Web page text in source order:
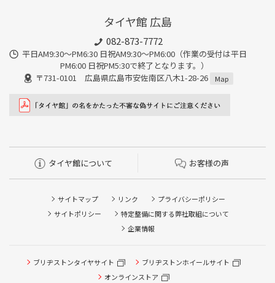
タイヤ館 広島
082-873-7772
平日AM9:30～PM6:30 日祝AM9:30〜PM6:00（作業の受付は平日
PM6:00 日祝PM5:30で終了となります。）
〒731-0101 広島県広島市安佐南区八木1-28-26
Map
タイヤ館について お客様の声
サイトマップ リンク
プライバシーポリシー
サイトポリシー
特定整備に関する弊社取組について
企業情報
ブリヂストンタイヤサイト
ブリヂストンホイールサイト
オンラインストア